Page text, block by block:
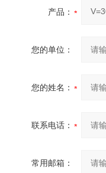
产品：
您的单位：
您的姓名：
联系电话：
常用邮箱：